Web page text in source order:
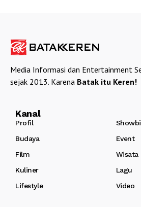
Media Informasi dan Entertainment
sejak 2013. Karena Batak itu Keren!
Kanal
Profil
Budaya
Event
Film
Wisata
Kuliner
Lagu
Lifestyle
Video